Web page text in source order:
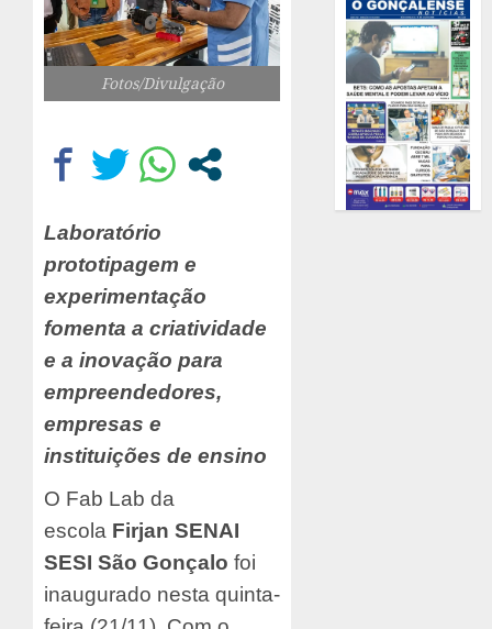
Fotos/Divulgação
Laboratório
prototipagem e
experimentação
fomenta a criatividade
e a inovação para
empreendedores,
empresas e
instituições de ensino
O Fab Lab da
escola Firjan SENAI
SESI São Gonçalo foi
inaugurado nesta quinta-